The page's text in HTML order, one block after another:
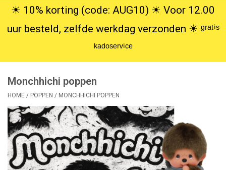
Knuffels
Poppen
SALE
info
Lookbooks
☀︎ 10% korting (code: AUG10) ☀︎ Voor 12.00
uur besteld, zelfde werkdag verzonden ☀︎ ᵍʳᵃᵗⁱˢ
ᵏᵃᵈᵒˢᵉʳᵛⁱᶜᵉ
Monchhichi poppen
HOME / POPPEN / MONCHHICHI POPPEN